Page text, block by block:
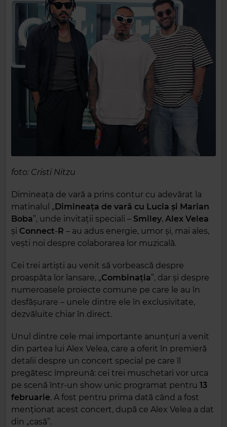
foto: Cristi Nitzu
Dimineața de vară a prins contur cu adevărat la
matinalul „ Dimineața de vară cu Lucia și Marian
Boba”, unde invitații speciali – Smiley, Alex Velea
și Connect- R – au adus energie, umor și, mai ales,
vești noi despre colaborarea lor muzicală.
Cei trei artiști au venit să vorbească despre
proaspăta lor lansare, „Combinația”, dar și despre
numeroasele proiecte comune pe care le au în
desfășurare – unele dintre ele în exclusivitate,
dezvăluite chiar în direct.
Unul dintre cele mai importante anunțuri a venit
din partea lui Alex Velea, care a oferit în premieră
detalii despre un concert special pe care îl
pregătesc împreună: cei trei muschetari vor urca
pe scenă într-un show unic programat pentru 13
februarie. A fost pentru prima dată când a fost
menționat acest concert, după ce Alex Velea a dat
din „casă”.